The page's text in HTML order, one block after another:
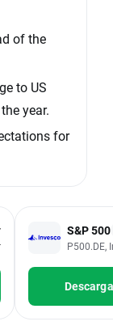
of the
to US
year.
for
(Acc, EUR)
S&P 500
P500.DE,